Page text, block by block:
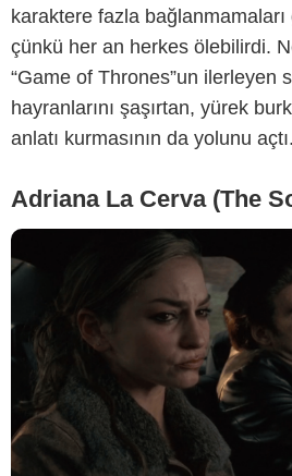
karaktere fazla
çünkü her an herkes ölebilirdi.
“Game of Thrones”un ilerleyen
hayranlarını şaşırtan, yürek
anlatı kurmasının da yolunu açtı.
Adriana La Cerva (The